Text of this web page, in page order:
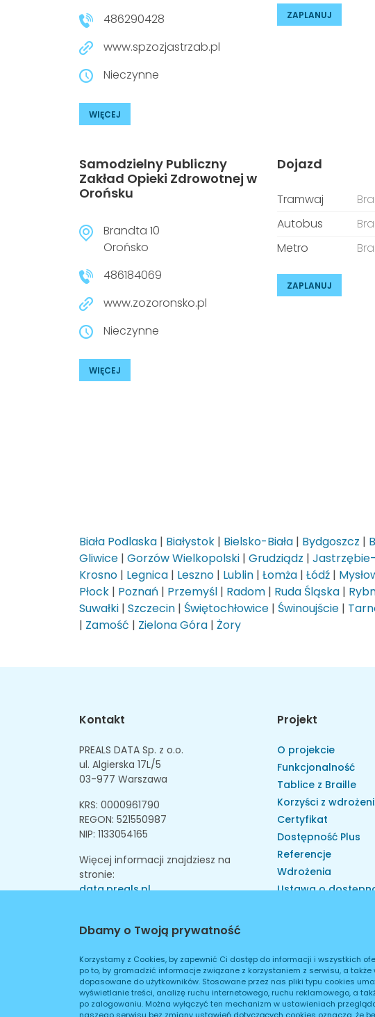
486290428
www.spzozjastrzab.pl
Nieczynne
WIĘCEJ
ZAPLANUJ
Samodzielny Publiczny
Zakład Opieki Zdrowotnej w
Orońsku
Brandta 10
Orońsko
486184069
www.zozoronsko.pl
Nieczynne
WIĘCEJ
Dojazd
Tramwaj
Autobus
Metro
ZAPLANUJ
Biała Podlaska | Białystok | Bielsko-Biała | Bydgoszcz |
Gliwice | Gorzów Wielkopolski | Grudziądz |
Krosno | Legnica | Leszno | Lublin | Łomża | Łódź |
Płock | Poznań | Przemyśl | Radom | Ruda Śląska |
Suwałki | Szczecin | Świętochłowice | Świnoujście |
| Zamość | Zielona Góra | Żory
Kontakt
PREALS DATA Sp. z o.o.
ul. Algierska 17L/5
03-977 Warszawa
KRS: 0000961790
REGON: 521550987
NIP: 1133054165
Więcej informacji znajdziesz na
stronie:
data.preals.pl
Projekt
O projekcie
Funkcjonalność
Tablice z Braille
Korzyści z
Certyfikat
Dostępność Plus
Referencje
Wdrożenia
Ustawa o
Walidator WCAG
Kontakt
Dbamy o Twoją prywatność
Korzystamy z Cookies, by zapewnić Ci dostęp do informacji i wszystkich
po to, by gromadzić informacje związane z korzystaniem z serwisu, a
dopasowane do użytkowników. Stosowane przez nas pliki typu cookies
wyświetlanie treści, analizę ruchu internetowego, ruchu reklamowego, a
po zalogowaniu. Można wyłączyć ten mechanizm w ustawieniach